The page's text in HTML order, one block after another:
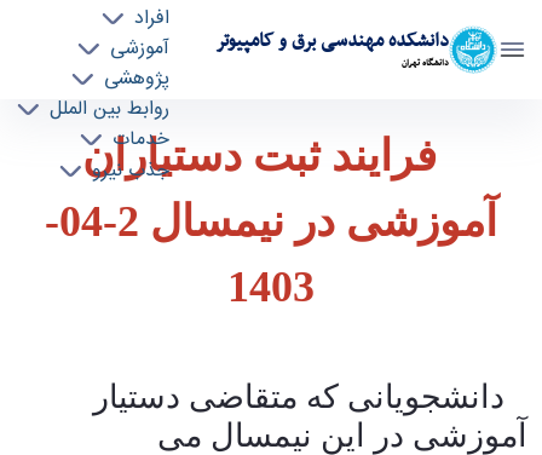
دانشکده مهندسی برق و کامپیوتر
دانشگاه تهران
افراد
آموزشی
پژوهشی
روابط بین الملل
خدمات
جذب نیرو
فرایند ثبت دستیاران
آموزشی در نیمسال 2-04-
1403
دانشجویانی که متقاضی دستیار
آموزشی در این نیمسال می